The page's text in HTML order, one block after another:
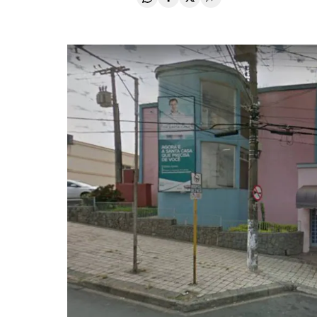
Compartir en Whatsapp
Compartir en Facebook
Compartir en Twitter
Desplegar Redes